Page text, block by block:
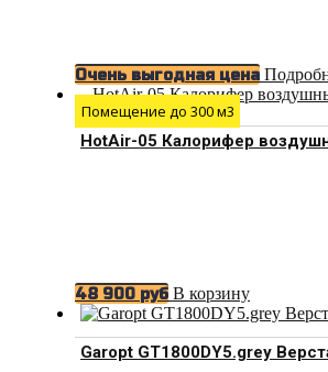
Очень выгодная цена
Помещение до 300 м3
HotAir-05 Калорифер
48 900 руб В корзину
Garopt GT1800DY5.grey